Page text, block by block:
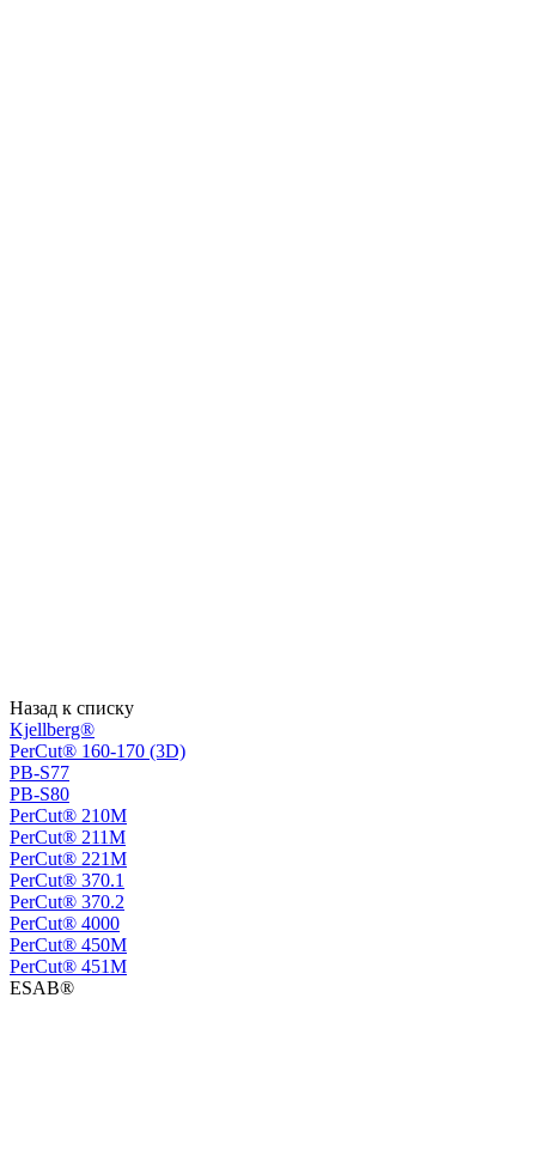
Назад к списку
Kjellberg®
PerCut® 160-170 (3D)
PB-S77
PB-S80
PerСut® 210M
PerСut® 211M
PerСut® 221M
PerСut® 370.1
PerСut® 370.2
PerСut® 4000
PerСut® 450M
PerСut® 451M
ESAB®